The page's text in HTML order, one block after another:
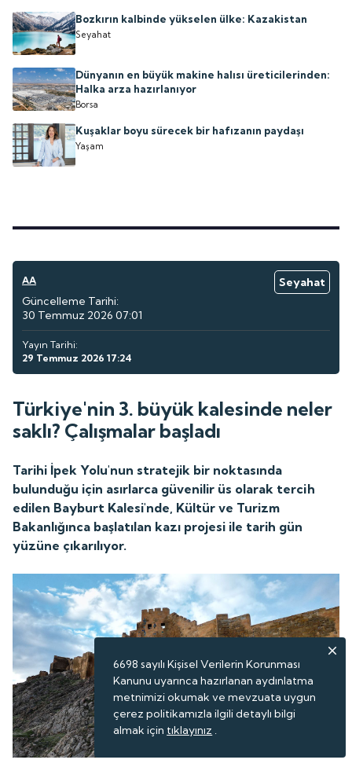
Bozkırın kalbinde yükselen ülke: Kazakistan
Seyahat
Dünyanın en büyük makine halısı üreticilerinden:
Halka arza hazırlanıyor
Borsa
Kuşaklar boyu sürecek bir hafızanın paydaşı
Yaşam
AA
Seyahat
Güncelleme Tarihi:
30 Temmuz 2026 07:01
Yayın Tarihi:
29 Temmuz 2026 17:24
Türkiye'nin 3. büyük kalesinde neler
saklı? Çalışmalar başladı
Tarihi İpek Yolu'nun stratejik bir noktasında
bulunduğu için asırlarca güvenilir üs olarak tercih
edilen Bayburt Kalesi'nde, Kültür ve Turizm
Bakanlığınca başlatılan kazı projesi ile tarih gün
yüzüne çıkarılıyor.
6698 sayılı Kişisel Verilerin Korunması
Kanunu uyarınca hazırlanan aydınlatma
metnimizi okumak ve mevzuata uygun
çerez politikamızla ilgili detaylı bilgi
almak için tıklayınız .